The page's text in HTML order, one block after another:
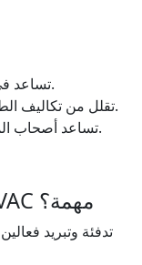
تساعد في اختيار نظام التدفئة والتبريد المناسب.
تقلل من تكاليف الطاقة من خلال منع زيادة الحجم أو نقصه.
تساعد أصحاب المنازل والمقاولين في تخطيط المشاريع.
1. لماذا تعتبر حسابات حمل HVAC مهمة؟